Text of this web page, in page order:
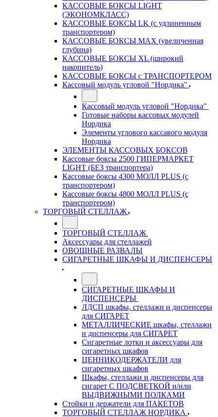
КАССОВЫЕ БОКСЫ LIGHT
(ЭКОНОМКЛАСС)
КАССОВЫЕ БОКСЫ LK (с удлиненным
транспортером)
КАССОВЫЕ БОКСЫ MAX (увеличенная
глубина)
КАССОВЫЕ БОКСЫ XL (широкий
накопитель)
КАССОВЫЕ БОКСЫ с ТРАНСПОРТЕРОМ
Кассовый модуль угловой "Нордика"
Кассовый модуль угловой "Нордика"
Готовые наборы кассовых модулей
Нордика
Элементы углового кассавого модуля
Нордика
ЭЛЕМЕНТЫ КАССОВЫХ БОКСОВ
Кассовые боксы 2500 ГИПЕРМАРКЕТ
LIGHT (БЕЗ транспортера)
Кассовые боксы 4300 МОЛЛ PLUS (с
транспортером)
Кассовые боксы 4800 МОЛЛ PLUS (с
транспортером)
ТОРГОВЫЙ СТЕЛЛАЖ
ТОРГОВЫЙ СТЕЛЛАЖ
Аксессуары для стеллажей
ОВОЩНЫЕ РАЗВАЛЫ
СИГАРЕТНЫЕ ШКАФЫ И ДИСПЕНСЕРЫ
СИГАРЕТНЫЕ ШКАФЫ И
ДИСПЕНСЕРЫ
ЛДСП шкафы, стеллажи и диспенсеры
для СИГАРЕТ
МЕТАЛЛИЧЕСКИЕ шкафы, стеллажи
и диспенсеры для СИГАРЕТ
Сигаретные лотки и аксессуары для
сигаретных шкафов
ЦЕННИКОДЕРЖАТЕЛИ для
сигаретных шкафов
Шкафы, стеллажи и диспенсеры для
сигарет С ПОДСВЕТКОЙ и/или
ВЫДВИЖНЫМИ ПОЛКАМИ
Стойки и держатели для ПАКЕТОВ
ТОРГОВЫЙ СТЕЛЛАЖ НОРДИКА